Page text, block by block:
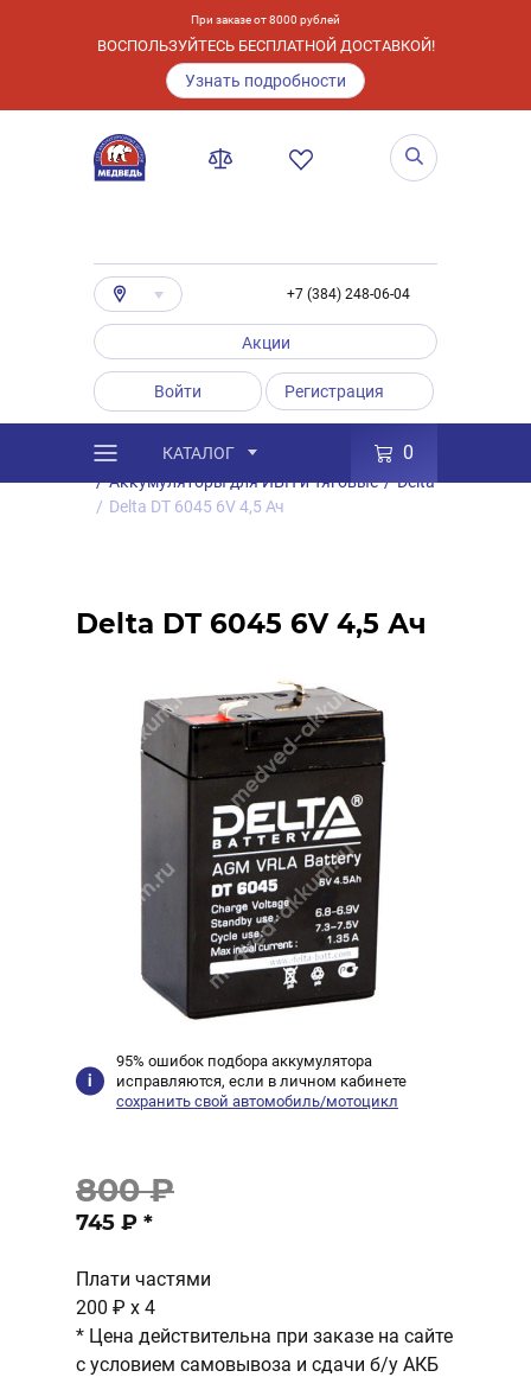
При заказе от 8000 рублей
ВОСПОЛЬЗУЙТЕСЬ БЕСПЛАТНОЙ ДОСТАВКОЙ!
Узнать подробности
+7 (384) 248-06-04
Акции
Войти Регистрация
КАТАЛОГ 0
Каталог / Товары
Аккумуляторы
/ Аккумуляторы для ИБП и Тяговые / Delta
/ Delta DT 6045 6V 4,5 Ач
Delta DT 6045 6V 4,5 Ач
95% ошибок подбора аккумулятора
исправляются, если в личном кабинете
сохранить свой автомобиль/мотоцикл
800 ₽
745 ₽ *
Плати частями
200 ₽ x 4
* Цена действительна при заказе на сайте
с условием самовывоза и сдачи б/у АКБ